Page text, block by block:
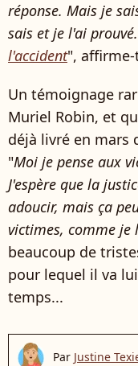
réponse. Mais je
sais et je l'ai
l'accident", affirme-
Un témoignage
Muriel Robin, et
déjà livré en mars
"Moi je pense aux
J'espère que la
adoucir, mais ça
victimes, comme je
beaucoup de
pour lequel il va
temps...
Par Justine